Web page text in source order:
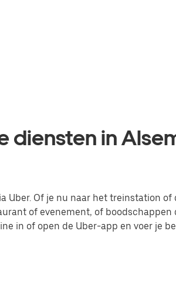
diensten in
Uber. Of je nu naar het treinstation of
of evenement, of boodschappen
in of open de Uber-app en voer je